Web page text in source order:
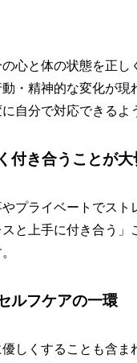
心と体の状態を正
・精神的な変化が
自分で対応できるよ
付き合うことが大
プライベートでス
と上手に付き合う
ルフケアの一環
しくすることも含